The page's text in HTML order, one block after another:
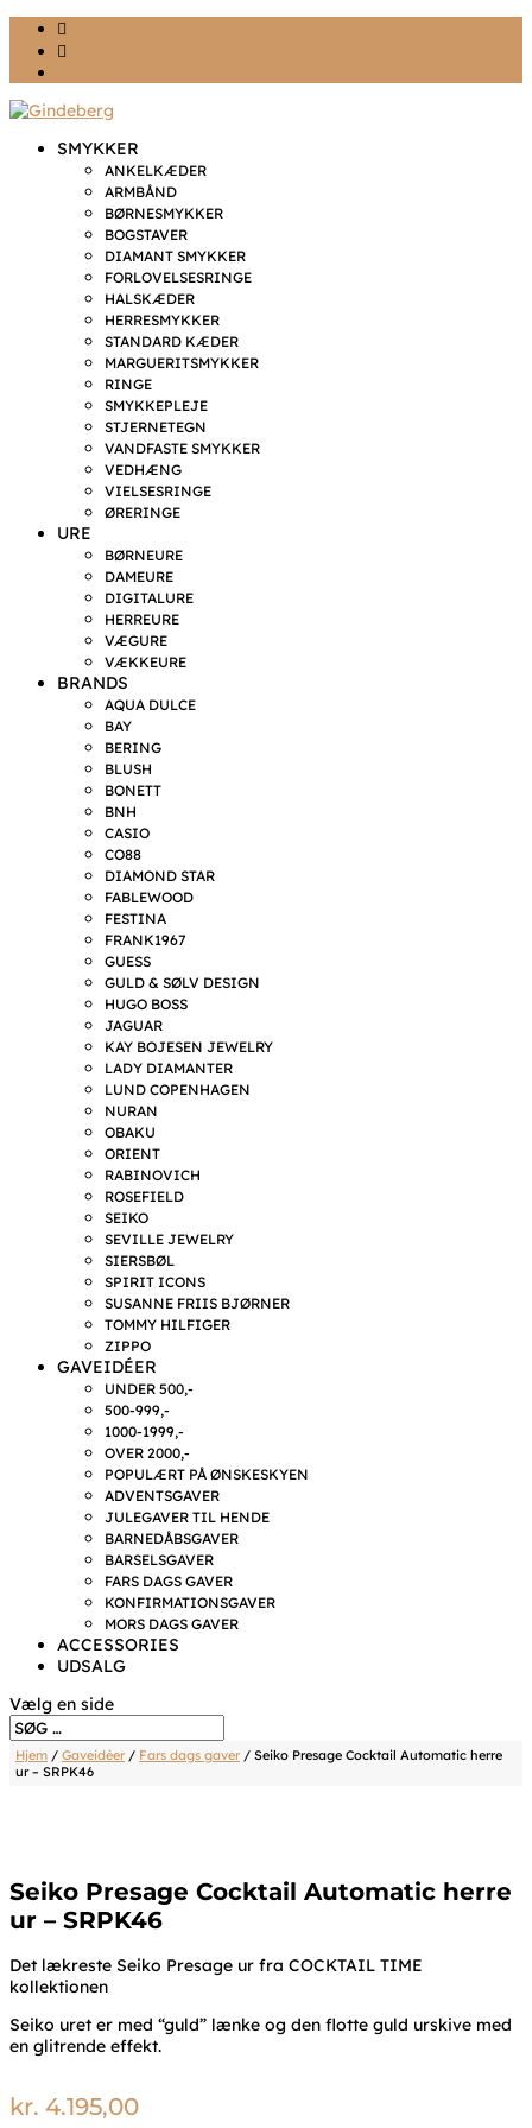
SMYKKER
ANKELKÆDER
ARMBÅND
BØRNESMYKKER
BOGSTAVER
DIAMANT SMYKKER
FORLOVELSESRINGE
HALSKÆDER
HERRESMYKKER
STANDARD KÆDER
MARGUERITSMYKKER
RINGE
SMYKKEPLEJE
STJERNETEGN
VANDFASTE SMYKKER
VEDHÆNG
VIELSESRINGE
ØRERINGE
URE
BØRNEURE
DAMEURE
DIGITALURE
HERREURE
VÆGURE
VÆKKEURE
BRANDS
AQUA DULCE
BAY
BERING
BLUSH
BONETT
BNH
CASIO
CO88
DIAMOND STAR
FABLEWOOD
FESTINA
FRANK1967
GUESS
GULD & SØLV DESIGN
HUGO BOSS
JAGUAR
KAY BOJESEN JEWELRY
LADY DIAMANTER
LUND COPENHAGEN
NURAN
OBAKU
ORIENT
RABINOVICH
ROSEFIELD
SEIKO
SEVILLE JEWELRY
SIERSBØL
SPIRIT ICONS
SUSANNE FRIIS BJØRNER
TOMMY HILFIGER
ZIPPO
GAVEIDÉER
UNDER 500,-
500-999,-
1000-1999,-
OVER 2000,-
POPULÆRT PÅ ØNSKESKYEN
ADVENTSGAVER
JULEGAVER TIL HENDE
BARNEDÅBSGAVER
BARSELSGAVER
FARS DAGS GAVER
KONFIRMATIONSGAVER
MORS DAGS GAVER
ACCESSORIES
UDSALG
Vælg en side
Hjem / Gaveidéer/ Fars dags gaver/ Seiko Presage Cocktail Automatic herre
ur – SRPK46
Seiko Presage Cocktail Automatic herre
ur – SRPK46
Det lækreste Seiko Presage ur fra COCKTAIL TIME
kollektionen
Seiko uret er med “guld” lænke og den flotte guld urskive med
en glitrende effekt.
kr. 4.195,00